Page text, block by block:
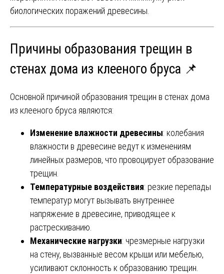
биологических поражений древесины.
Причины образования трещин в
стенах дома из клееного бруса 📌
Основной причиной образования трещин в стенах дома
из клееного бруса являются:
Изменение влажности древесины: колебания
влажности в древесине ведут к изменениям
линейных размеров, что провоцирует образование
трещин.
Температурные воздействия: резкие перепады
температур могут вызывать внутреннее
напряжение в древесине, приводящее к
растрескиванию.
Механические нагрузки: чрезмерные нагрузки
на стену, вызванные весом крыши или мебелью,
усиливают склонность к образованию трещин.